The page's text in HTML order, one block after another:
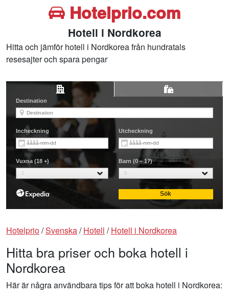
Hotelprio.com
Hotell i Nordkorea
Hitta och jämför hotell i Nordkorea från hundratals
resesajter och spara pengar
Hotelprio/Svenska/Hotell /Hotell i Nordkorea
Hitta bra priser och boka hotell i
Nordkorea
Här är några användbara tips för att boka hotell i Nordkorea: